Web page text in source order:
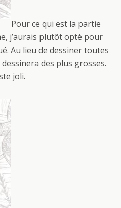
Pour ce qui est la partie
j’aurais plutôt opté pour
Au lieu de dessiner toutes
des plus grosses.
joli.